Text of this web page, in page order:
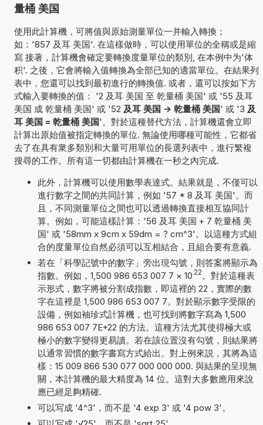
量桶 美国
使用此計算機，可將值與原始測量單位一并輸入轉換；
如：'857 及耳 美国'. 在這樣做時，可以使用單位的全稱或是縮
寫 接著，計算機會確定要轉換度量單位的類別, 在本例中为'体
积'. 之後，它會將輸入值轉換為全部已知的適當單位。在結果列
表中，您還可以找到最初進行的轉換值. 或者，還可以按如下方
式輸入要轉換的值： '2 及耳 美国 至 乾量桶 美国' 或 '55 及耳
美国 成 乾量桶 美国' 或 '52 及耳 美国 -> 乾量桶 美国' 或 '3 及
耳 美国 = 乾量桶 美国'。對於這種替代方法，計算機還會立即
計算出原始值被指定轉換的單位. 無論使用哪種可能性，它都省
去了在具有衆多類別和大量可用單位的長選列表中，進行繁複
搜尋的工作。所有這一切都由計算機在一秒之內完成.
此外，計算機可以使用數學表達式。結果就是，不僅可以
進行數字之間的共同計算，例如 '57 * 8 及耳 美国'。而
且，不同測量單位之間也可以透過轉換直接相互協同計
算。例如，可能這樣計算：'56 及耳 美国 + 7 乾量桶 美
国' 或 '58mm x 9cm x 59dm = ? cm^3'。以這種方式組
合的度量單位自然必須可以互相結合，且組合要有意義.
若在「科學記號中的數字」旁出現勾號，則答案將顯示為
指數。例如，1,500 986 653 007 7 × 10 22 。對於這種表
示形式，數字將被分割成指數，即這裡的 22，實際的數
字在這裡是 1,500 986 653 007 7。對於顯示數字受限的
設備，例如袖珍式計算機，也可找到將數字寫為 1,500
986 653 007 7E+22 的方法。這種方法尤其使得極大或
極小的數字變得更易讀。若在該位置沒有勾號，則結果將
以通常習慣的數字書寫方式給出。對上例來説，其將為這
樣：15 009 866 530 077 000 000 000. 與結果的呈現無
關，本計算機的最大精度為 14 位。這對大多數應用來說
應已經足夠精確.
可以写成 '4^3'，而不是 '4 exp 3' 或 '4 pow 3'。